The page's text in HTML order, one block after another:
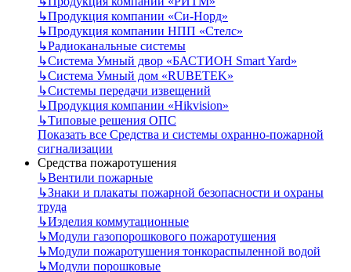
↳Продукция компании «Си-Норд»
↳Продукция компании НПП «Стелс»
↳Радиоканальные системы
↳Система Умный двор «БАСТИОН Smart Yard»
↳Система Умный дом «RUBETEK»
↳Системы передачи извещений
↳Продукция компании «Hikvision»
↳Типовые решения ОПС
Показать все Средства и системы охранно-пожарной
сигнализации
Средства пожаротушения
↳Вентили пожарные
↳Знаки и плакаты пожарной безопасности и охраны
труда
↳Изделия коммутационные
↳Модули газопорошкового пожаротушения
↳Модули пожаротушения тонкораспыленной водой
↳Модули порошковые